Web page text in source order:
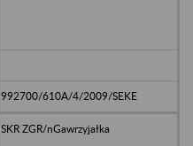
992700/610A/4/2009/SEKE
SKR ZGR/nGawrzyjałka